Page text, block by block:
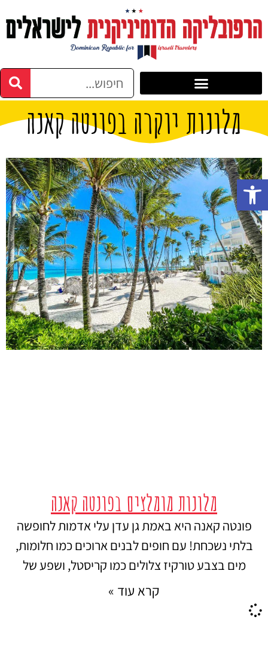
מלונות יוקרה בפונטה קאנה
מלונות מומלצים בפונטה קאנה
פונטה קאנה היא באמת גן עדן עלי אדמות לחופשה
בלתי נשכחת! עם חופים לבנים ארוכים כמו חלומות,
מים בצבע טורקיז צלולים כמו קריסטל, ושפע של
קרא עוד »
פתח סרגל נגישות